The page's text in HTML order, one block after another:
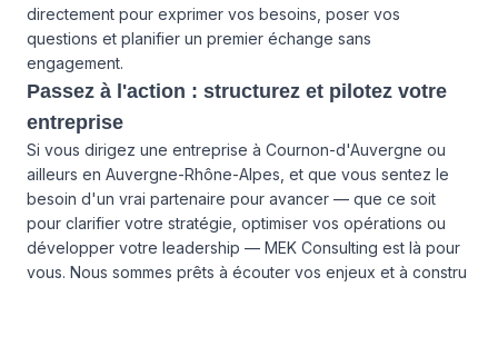
directement pour exprimer vos besoins, poser vos
questions et planifier un premier échange sans
engagement.
Passez à l'action : structurez et pilotez votre
entreprise
Si vous dirigez une entreprise à Cournon-d'Auvergne ou
ailleurs en Auvergne-Rhône-Alpes, et que vous sentez le
besoin d'un vrai partenaire pour avancer — que ce soit
pour clarifier votre stratégie, optimiser vos opérations ou
développer votre leadership — MEK Consulting est là pour
vous. Nous sommes prêts à écouter vos enjeux et à constru